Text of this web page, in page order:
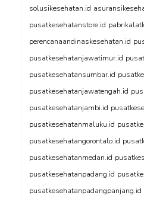
solusikesehatan.id
pusatkesehatanstore.id
perencanaandinaskesehatan.id
pusatkesehatanjawatimur.id
pusatkesehatansumbar.id
pusatkesehatanjawatengah.id
pusatkesehatanjambi.id
pusatkesehatanmaluku.id
pusatkesehatangorontalo.id
pusatkesehatanmedan.id
pusatkesehatanpadang.id
pusatkesehatanpadangpanjang.id